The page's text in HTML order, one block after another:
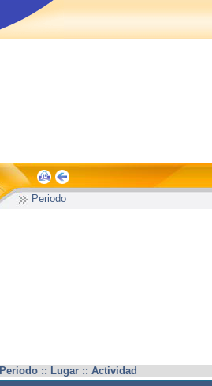
Periodo
Periodo :: Lugar :: Actividad